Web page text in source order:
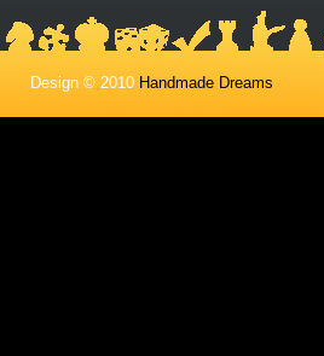
Design © 2010 Handmade Dreams